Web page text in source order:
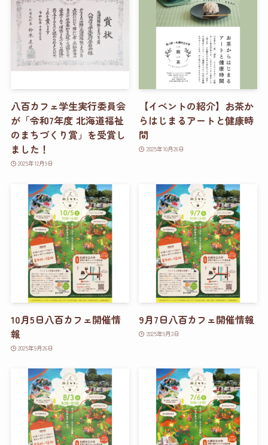
八百カフェ学生実行委員会
が「令和7年度 北海道福祉
のまちづくり賞」を受賞し
ました！
2025年12月9日
【イベントの紹介】お茶か
らはじまるアートと健康時
間
2025年10月26日
10月5日八百カフェ開催情
報
2025年9月26日
9月7日八百カフェ開催情報
2025年9月3日